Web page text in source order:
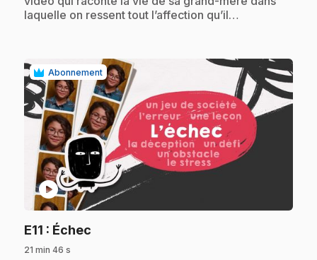
laquelle on ressent tout l’affection qu’il…
Abonnement
play_circle
E11 : Échec
21 min 46 s